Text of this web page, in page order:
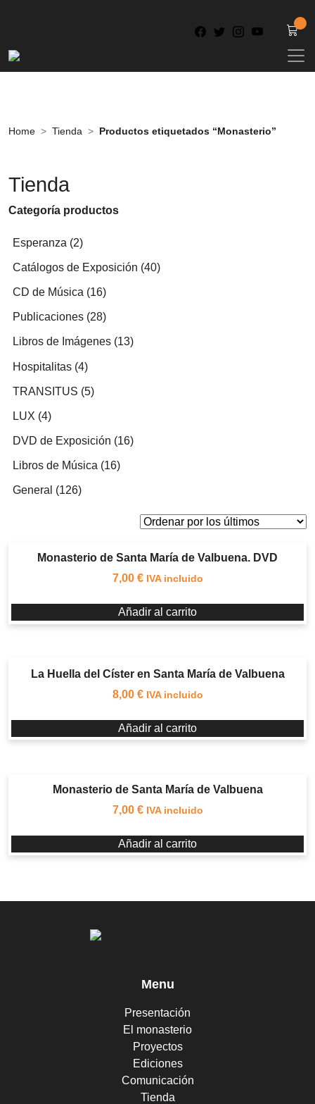
Home Tienda Productos etiquetados “Monasterio”
Tienda
Categoría productos
Esperanza 22
Catálogos de Exposición 4040
CD de Música 1616
Publicaciones 2828
Libros de Imágenes 1313
Hospitalitas 44
TRANSITUS 55
LUX 44
DVD de Exposición 1616
Libros de Música 1616
General 126126
Monasterio de Santa María de Valbuena. DVD
7,00 € IVA incluido
Añadir al carrito
La Huella del Císter en Santa María de Valbuena
8,00 € IVA incluido
Añadir al carrito
Monasterio de Santa María de Valbuena
7,00 € IVA incluido
Añadir al carrito
Menu
Presentación
El monasterio
Proyectos
Ediciones
Comunicación
Tienda